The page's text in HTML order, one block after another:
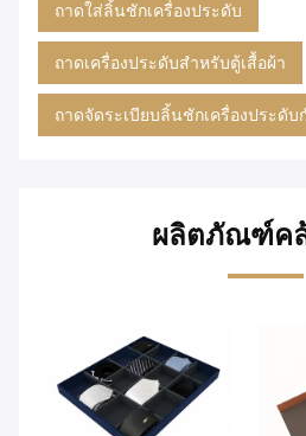
ถาดใส่ลิ้นชักเครื่องประดับ
ถาดเครื่องประดับสำหรับตู้เสื้อผ้า
ถาดจัดระเบียบลิ้นชักเครื่องประดับ
ผลิตภัณฑ์ค